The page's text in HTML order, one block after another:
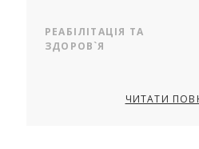
РЕАБІЛІТАЦІЯ ТА
ЗДОРОВ`Я
ЧИТАТИ